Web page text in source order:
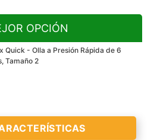
OPCIÓN
Quick - Olla a Presión Rápida de 6
Tamaño 2